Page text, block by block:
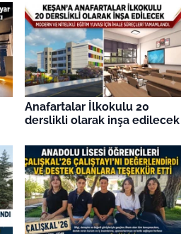
Anafartalar İlkokulu 20
derslikli olarak inşa edilecek